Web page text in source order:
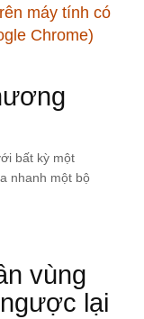
máy tính có
Chrome)
bất kỳ một
nhanh một bộ
vùng
lại